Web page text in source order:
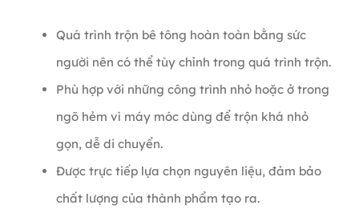
Quá trình trộn bê tông hoàn toàn bằng sức
người nên có thể tùy chỉnh trong quá trình trộn.
Phù hợp với những công trình nhỏ hoặc ở trong
ngõ hẻm vì máy móc dùng để trộn khá nhỏ
gọn, dễ di chuyển.
Được trực tiếp lựa chọn nguyên liệu, đảm bảo
chất lượng của thành phẩm tạo ra.